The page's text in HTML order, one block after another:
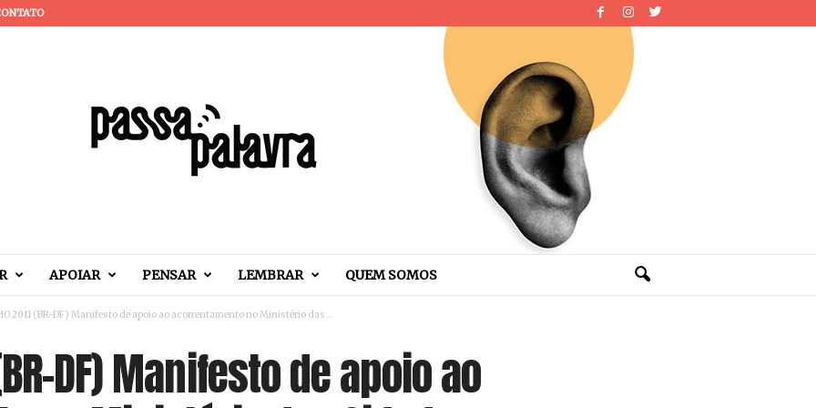
APOIAR PENSAR LEMBRAR QUEM SOMOS
2011 (BR-DF) Manifesto de apoio ao acorrentamento no Ministério das...
DF) Manifesto de apoio ao